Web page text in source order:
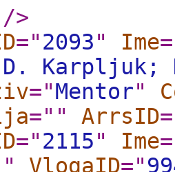
/>
="2093" Ime
D. Karpljuk;
="Mentor"
=" " ArrsID
="2115" Ime
" VlogaID="